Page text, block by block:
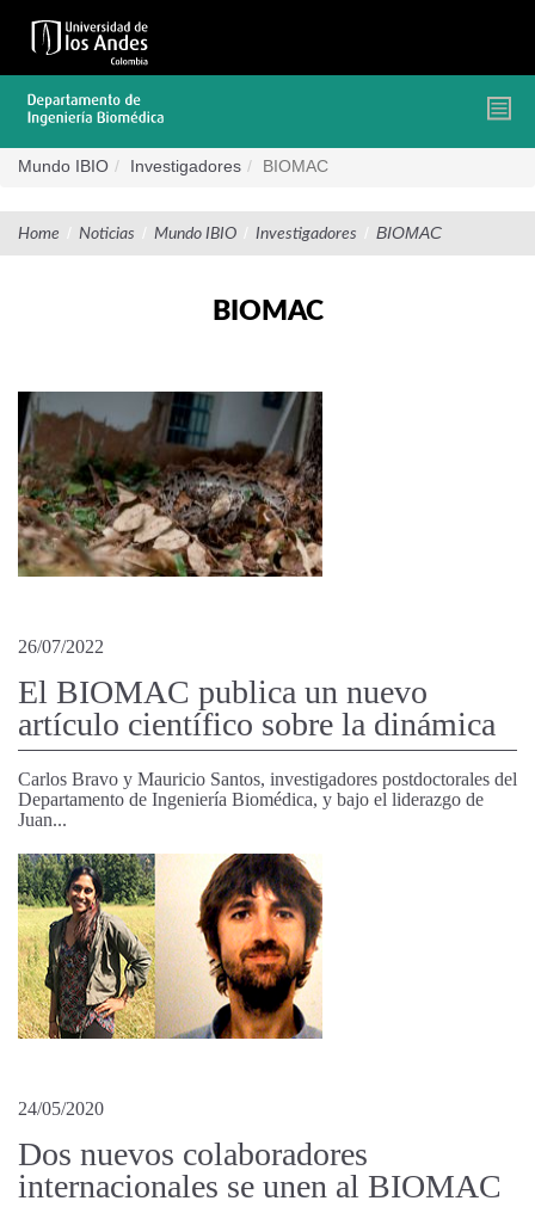
contenido
Mundo IBIO Investigadores BIOMAC
Home / Noticias / Mundo IBIO / Investigadores / BIOMAC
BIOMAC
26/07/2022
El BIOMAC publica un nuevo
artículo científico sobre la dinámica
Carlos Bravo y Mauricio Santos, investigadores postdoctorales del
Departamento de Ingeniería Biomédica, y bajo el liderazgo de
Juan...
24/05/2020
Dos nuevos colaboradores
internacionales se unen al BIOMAC